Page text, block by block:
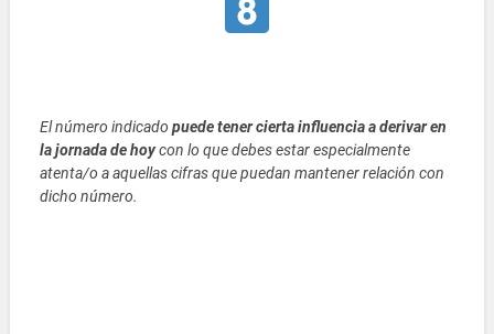
El número indicadopuede tener cierta influencia a derivar en
la jornada de hoycon lo que debes estar especialmente
atenta/o a aquellas cifras que puedan mantener relación con
dicho número.